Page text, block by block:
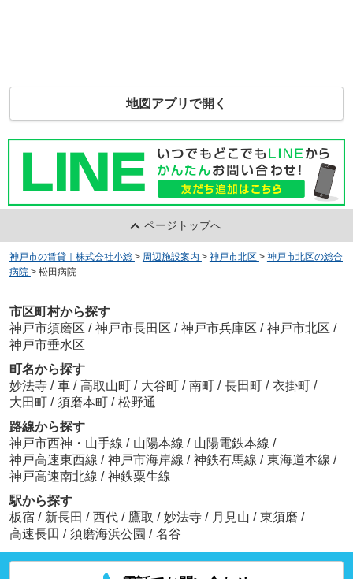
地図アプリで開く
ページトップへ
神戸市の賃貸｜株式会社小総 > 周辺施設案内 > 神戸市北区 > 神戸市北区の総合
病院 > 松田病院
市区町村から探す
神戸市須磨区 / 神戸市長田区 / 神戸市兵庫区 / 神戸市北区 /
神戸市垂水区
町名から探す
妙法寺 / 車 / 高取山町 / 大谷町 / 南町 / 長田町 / 衣掛町 /
大田町 / 須磨本町 / 松野通
路線から探す
神戸市西神・山手線 / 山陽本線 / 山陽電鉄本線 /
神戸高速東西線 / 神戸市海岸線 / 神鉄有馬線 / 東海道本線 /
神戸高速南北線 / 神鉄粟生線
駅から探す
板宿 / 新長田 / 西代 / 鷹取 / 妙法寺 / 月見山 / 東須磨 /
高速長田 / 須磨海浜公園 / 名谷